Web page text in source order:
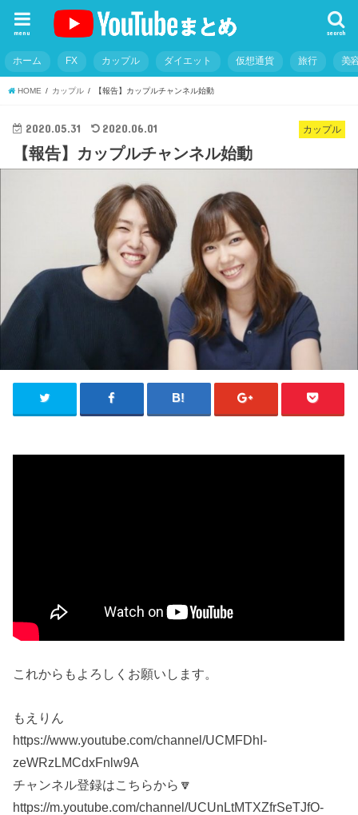
search
menu
ホーム FX カップル ダイエット 仮想通貨 旅行 美
HOME カップル 【報告】カップルチャンネル始動
カップル
2020.05.31 2020.06.01
【報告】カップルチャンネル始動
これからもよろしくお願いします。
もえりん
https://www.youtube.com/channel/UCMFDhI-
zeWRzLMCdxFnlw9A
チャンネル登録はこちらから🔽
https://m.youtube.com/channel/UCUnLtMTXZfrSeTJfO-